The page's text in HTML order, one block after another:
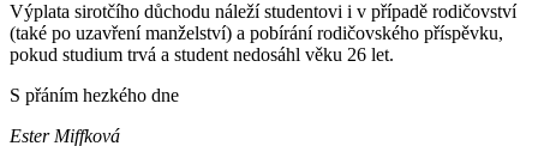
Výplata sirotčího důchodu náleží studentovi i v případě rodičovství
(také po uzavření manželství) a pobírání rodičovského příspěvku,
pokud studium trvá a student nedosáhl věku 26 let.
S přáním hezkého dne
Ester Miffková